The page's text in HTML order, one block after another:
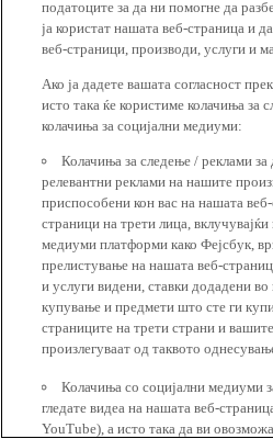
податоците за да ни помогне да
ја користат нашата веб-страница и
веб-страници, производи, услуги и
Ако ја дадете вашата согласност
исто така ќе користиме колачиња за
колачиња за социјални медиуми:
Колачиња за следење / реклами
релевантни реклами на нашите
приспособени кон вас на нашата
страници на трети лица, вклучувајќи
медиуми платформи како Фејсбук,
прелистување на нашата веб-
и услуги видени, ставки додадени
купување и предмети што сте ги
страниците на трети страни и
произлегуваат од таквото
Колачиња со социјални медиуми
гледате видеа на нашата веб-
YouTube), а исто така да ви